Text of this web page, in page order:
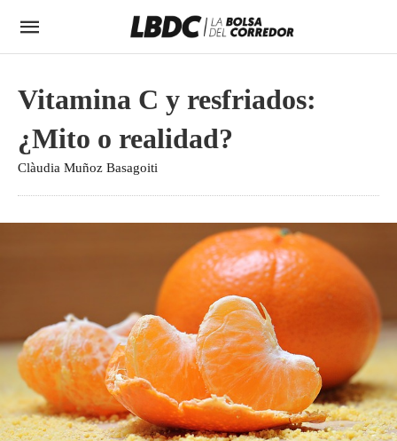
Vitamina C y resfriados:
¿Mito o realidad?
Clàudia Muñoz Basagoiti